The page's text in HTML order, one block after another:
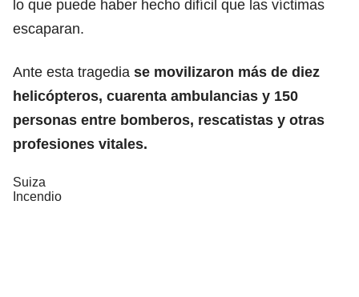
lo que puede haber hecho difícil que las víctimas
escaparan.
Ante esta tragedia se movilizaron más de diez
helicópteros, cuarenta ambulancias y 150
personas entre bomberos, rescatistas y otras
profesiones vitales.
Suiza
Incendio